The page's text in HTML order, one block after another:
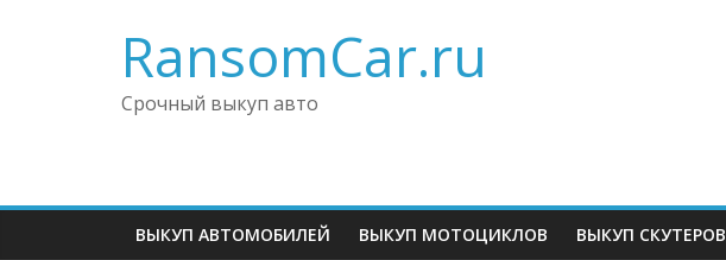
RansomCar.ru
Срочный выкуп авто
ВЫКУП АВТОМОБИЛЕЙ ВЫКУП МОТОЦИКЛОВ ВЫКУП СКУТЕРОВ